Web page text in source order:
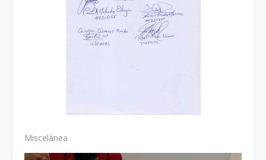
Miscelánea